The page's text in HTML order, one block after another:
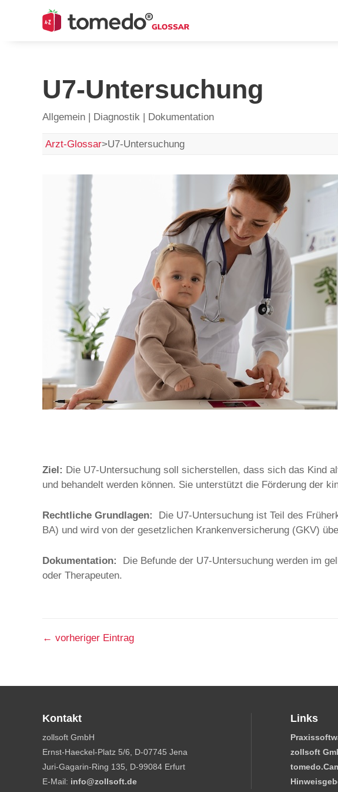
U7-Untersuchung
Allgemein | Diagnostik | Dokumentation
Arzt-Glossar>U7-Untersuchung
Ziel: Die U7-Untersuchung soll sicherstellen, dass sich das Kind
und behandelt werden können. Sie unterstützt die Förderung der
Rechtliche Grundlagen:
Die U7-Untersuchung ist Teil des
BA) und wird von der gesetzlichen Krankenversicherung (GKV)
Dokumentation:
Die Befunde der U7-Untersuchung werden im
oder Therapeuten.
← vorheriger Eintrag
Kontakt
zollsoft GmbH
Ernst-Haeckel-Platz 5/6, D-07745 Jena
Juri-Gagarin-Ring 135, D-99084 Erfurt
E-Mail: info@zollsoft.de
Links
zollsoft